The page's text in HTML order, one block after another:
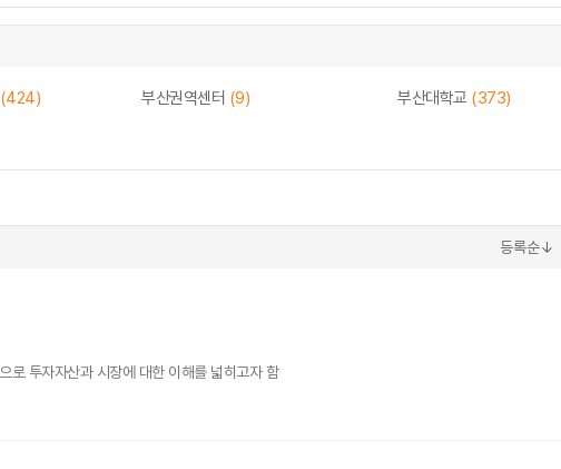
(424) 부산권역센터 (9) 부산대학교 (373)
등록순↓
로 투자자산과 시장에 대한 이해를 넓히고자 함